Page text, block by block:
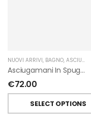
NUOVI ARRIVI, BAGNO, ASCIUGAMANI
Asciugamani In Spugna Con Fiori In Lino Applicati Di Giardino Segreto.
€72.00
SELECT OPTIONS